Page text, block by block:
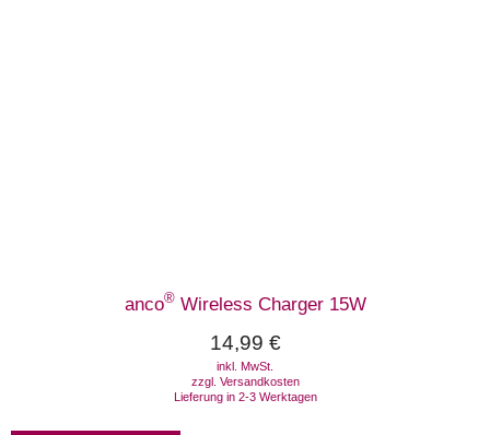
anco®Wireless Charger 15W
14,99 €
inkl. MwSt.
zzgl. Versandkosten
Lieferung in 2-3 Werktagen